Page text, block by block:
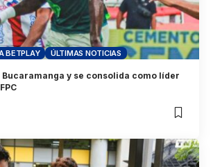
BETPLAY ÚLTIMAS NOTICIAS
y se consolida como líder